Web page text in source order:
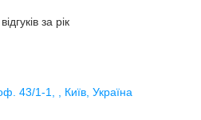
за рік
43/1-1, , Київ, Україна